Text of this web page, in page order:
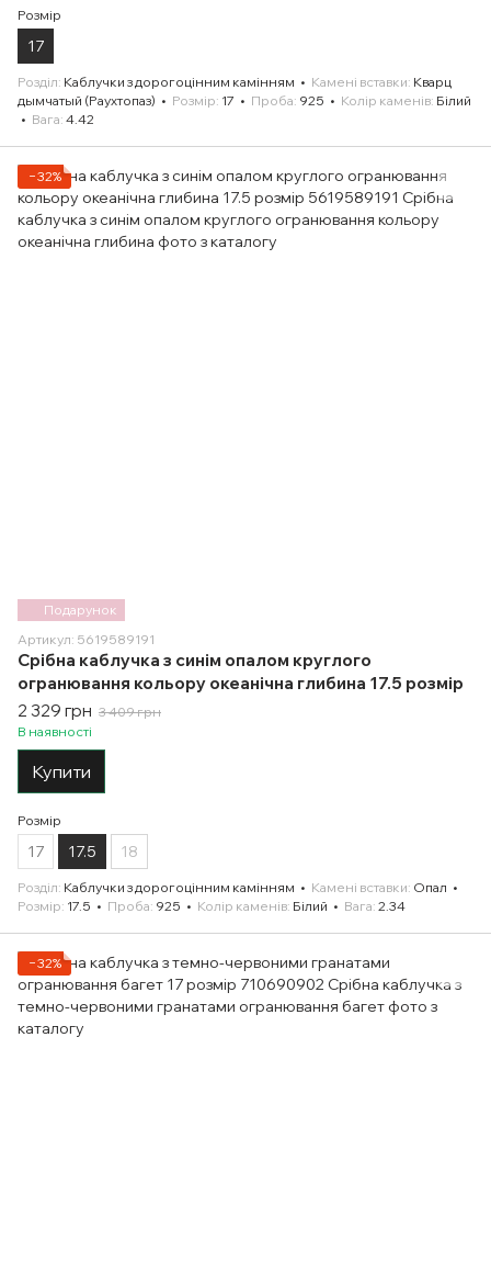
Розмір
17
Розділ Каблучки з дорогоцінним камінням Камені вставки Кварц
дымчатый (Раухтопаз)
Розмір 17 Проба 925 Колір каменів Білий
Вага 4.42
Подарунок
−32%
Артикул: 5619589191
Срібна каблучка з синім опалом круглого
огранювання кольору океанічна глибина 17.5 розмір
2 329 грн 3 409 грн
В наявності
Купити
Розмір
17 17.5 18
Розділ Каблучки з дорогоцінним камінням Камені вставки Опал
Розмір 17.5 Проба 925 Колір каменів Білий Вага 2.34
−32%